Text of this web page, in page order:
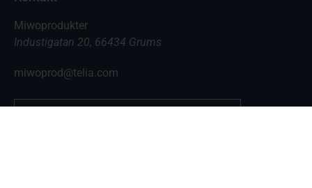
Miwoprodukter
Industigatan 20, 66434 Grums
miwoprod@telia.com